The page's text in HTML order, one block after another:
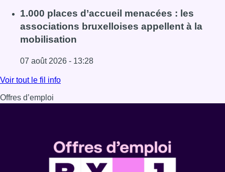
Lire l'article “La tactique doit être claire, c’est le plus
1.000 places d’accueil menacées : les
associations bruxelloises appellent à la
mobilisation
07 août 2026 - 13:28
Lire l'article 1.000 places d’accueil menacées : les
Voir tout le fil info
Offres d’emploi